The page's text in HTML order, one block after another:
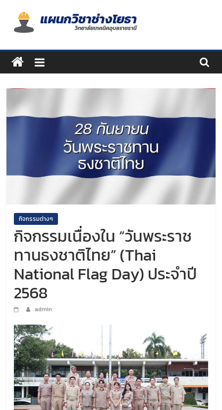
content
แผนก
วิชา
ช่าง
โยธา
กิจกรรมต่างๆ
กิจกรรมเนื่องใน “วันพระราช
ทานธงชาติไทย” (Thai
National Flag Day) ประจำปี
2568
admin